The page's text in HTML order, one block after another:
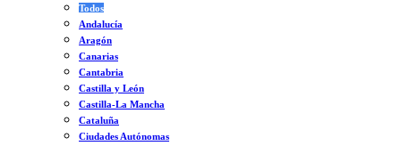
Todos
Andalucía
Aragón
Canarias
Cantabria
Castilla y León
Castilla-La Mancha
Cataluña
Ciudades Autónomas